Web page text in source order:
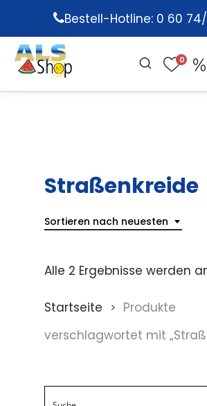
main
content
Bestell-Hotline: 0 60
0
Straßenkreide
Sortieren nach neuesten
Alle 2 Ergebnisse werden
Startseite
Produkte
verschlagwortet mit